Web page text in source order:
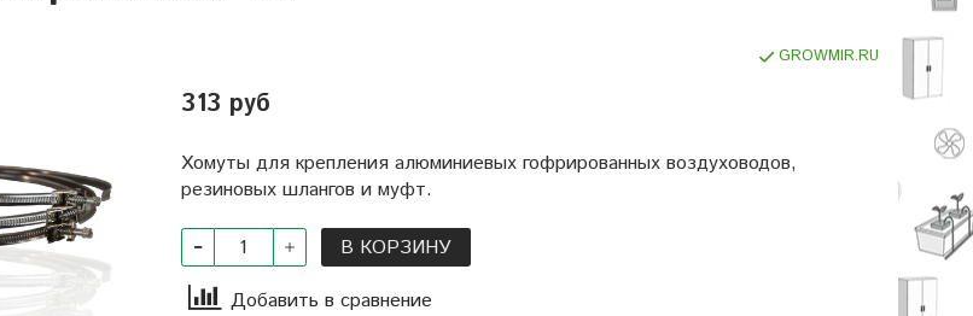
GROWMIR.RU
313 руб
Хомуты для крепления алюминиевых гофрированных воздуховодов,
резиновых шлангов и муфт.
В КОРЗИНУ
Добавить в сравнение